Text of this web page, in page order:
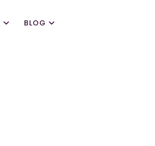
BLOG